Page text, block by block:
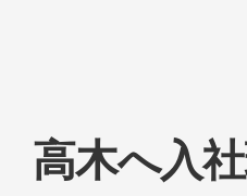
高木へ入